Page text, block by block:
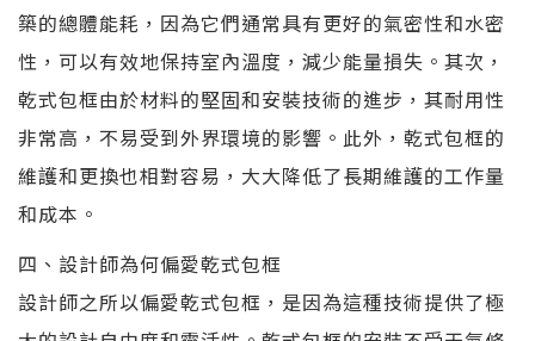
築的總體能耗，因為它們通常具有更好的氣密性和水密
性，可以有效地保持室內溫度，減少能量損失。其次，
乾式包框由於材料的堅固和安裝技術的進步，其耐用性
非常高，不易受到外界環境的影響。此外，乾式包框的
維護和更換也相對容易，大大降低了長期維護的工作量
和成本。
四、設計師為何偏愛乾式包框
設計師之所以偏愛乾式包框，是因為這種技術提供了極